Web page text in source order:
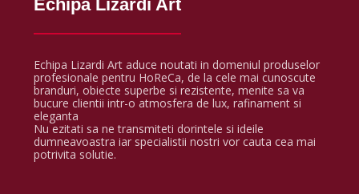
Echipa Lizardi Art
Echipa Lizardi Art aduce noutati in domeniul produselor
profesionale pentru HoReCa, de la cele mai cunoscute
branduri, obiecte superbe si rezistente, menite sa va
bucure clientii intr-o atmosfera de lux, rafinament si
eleganta
Nu ezitati sa ne transmiteti dorintele si ideile
dumneavoastra iar specialistii nostri vor cauta cea mai
potrivita solutie.